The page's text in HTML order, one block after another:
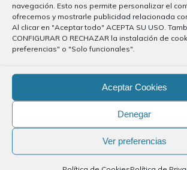
navegación. Esto nos permite personalizar el
ofrecemos y mostrarle publicidad relacionada
Al clicar en "Aceptar todo" ACEPTA SU USO.
CONFIGURAR O RECHAZAR la instalación de
preferencias" o "Solo funcionales".
Aceptar Cookies
Denegar
Ver preferencias
Política de Privacidad